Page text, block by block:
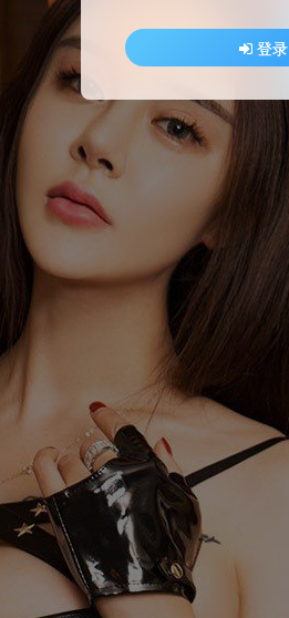
登录